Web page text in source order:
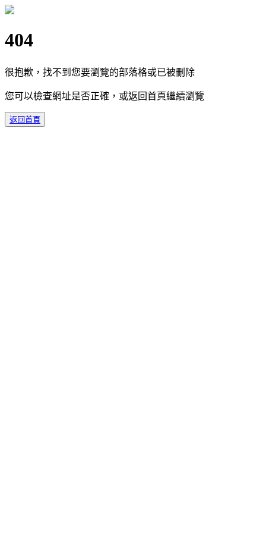
404
很抱歉，找不到您要瀏覽的部落格或已被刪除
您可以檢查網址是否正確，或返回首頁繼續瀏覽
返回首頁